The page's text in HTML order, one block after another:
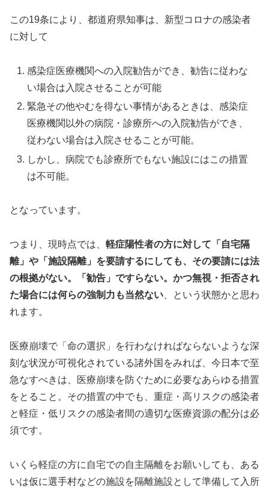
この19条により、都道府県知事は、新型コロナの感染者
に対して
感染症医療機関への入院勧告ができ、勧告に従わな
い場合は入院させることが可能
緊急その他やむを得ない事情があるときは、感染症
医療機関以外の病院・診療所への入院勧告ができ、
従わない場合は入院させることが可能。
しかし、病院でも診療所でもない施設にはこの措置
は不可能。
となっています。
つまり、現時点では、 軽症陽性者の方に対して「自宅隔
離」や「施設隔離」を要請するにしても、その要請には法
の根拠がない。「勧告」ですらない。かつ無視・拒否され
た場合には何らの強制力も当然ない 、という状態かと思わ
れます。
医療崩壊で「命の選択」を行わなければならないような深
刻な状況が可視化されている諸外国をみれば、今日本で至
急なすべきは、医療崩壊を防ぐために必要なあらゆる措置
をとること。その措置の中でも、重症・高リスクの感染者
と軽症・低リスクの感染者間の適切な医療資源の配分は必
須です。
いくら軽症の方に自宅での自主隔離をお願いしても、ある
いは仮に選手村などの施設を隔離施設として準備して入所